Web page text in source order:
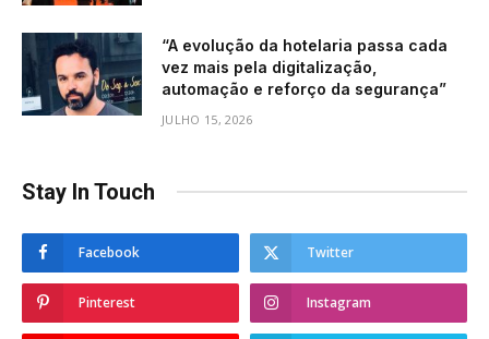
“A evolução da hotelaria passa cada
vez mais pela digitalização,
automação e reforço da segurança”
JULHO 15, 2026
Stay In Touch
Facebook Twitter
Pinterest Instagram